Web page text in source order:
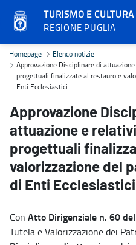
TURISMO E CULTURA
REGIONE PUGLIA
Approvazione Disciplinare di
Homepage
Elenco notizie
Approvazione Disciplinare di
progettuali finalizzate al restauro e
Enti Ecclesiastici
Approvazione
attuazione e
progettuali
valorizzazione del
di Enti Ecclesiastici
Con Atto Dirigenziale n. 60
Tutela e Valorizzazione dei